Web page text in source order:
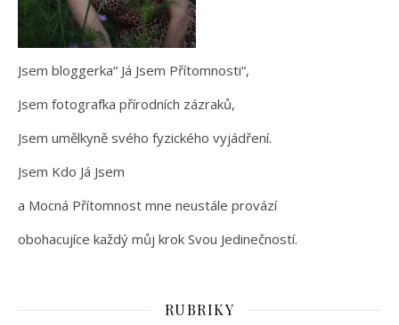
Jsem bloggerka“ Já Jsem Přítomnosti“,
Jsem fotografka přírodních zázraků,
Jsem umělkyně svého fyzického vyjádření.
Jsem Kdo Já Jsem
a Mocná Přítomnost mne neustále provází
obohacujíce každý můj krok Svou Jedinečností.
RUBRIKY